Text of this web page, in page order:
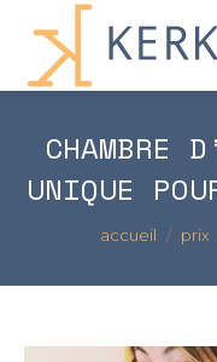
CHAMBRE
UNIQUE
Vous êtes
accueil prix